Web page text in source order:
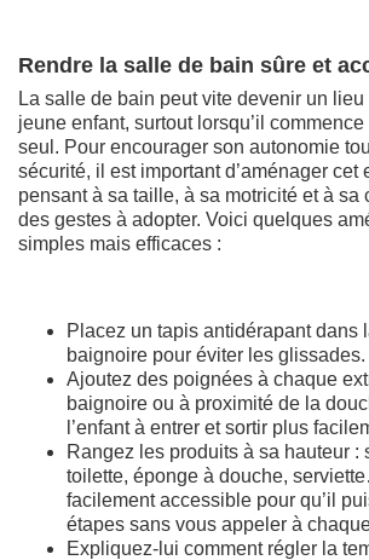
Rendre la salle de bain sûre et
La salle de bain peut vite devenir un
jeune enfant, surtout lorsqu’il commence
seul. Pour encourager son autonomie
sécurité, il est important d’aménager cet
pensant à sa taille, à sa motricité et à sa
des gestes à adopter. Voici quelques
simples mais efficaces :
Placez un tapis antidérapant dans
baignoire pour éviter les glissades.
Ajoutez des poignées à chaque
baignoire ou à proximité de la
l’enfant à entrer et sortir plus
Rangez les produits à sa hauteur :
toilette, éponge à douche,
facilement accessible pour qu’il
étapes sans vous appeler à
Expliquez-lui comment régler la